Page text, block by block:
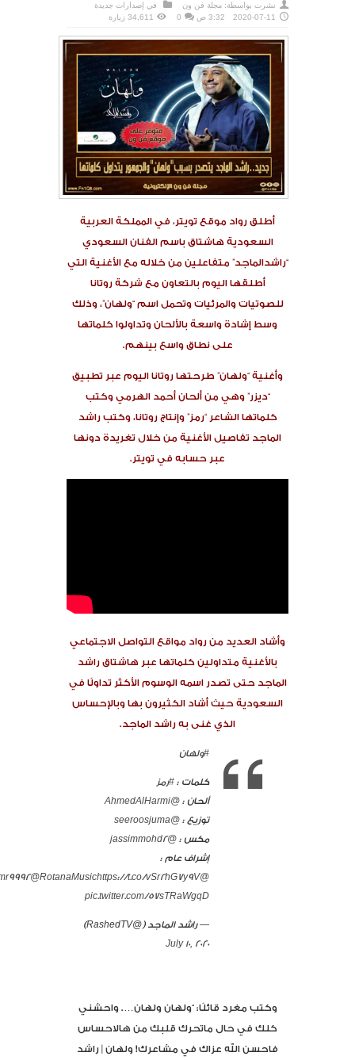
نشرت بواسطة: مجلة فن ون في إصدارات جديدة
2020-07-11
3:32 ص 0 34,611 زيارة
أطلق رواد موقع تويتر، في المملكة العربية
السعودية هاشتاق باسم الفنان السعودي
“راشدالماجد” متفاعلين من خلاله مع الأغنية التي
أطلقها اليوم بالتعاون مع شركة روتانا
للصوتيات والمرئيات وتحمل اسم “ولهان”، وذلك
وسط إشادة واسعة بالألحان وتداولوا كلماتها
على نطاق واسع بينهم.
وأغنية “ولهان” طرحتها روتانا اليوم عبر تطبيق
“ديزر” وهي من ألحان أحمد الهرمي وكتب
كلماتها الشاعر “رمز” وإنتاج روتانا، وكتب راشد
الماجد تفاصيل الأغنية من خلال تغريدة دونها
عبر حسابه في تويتر.
وأشاد العديد من رواد مواقع التواصل الاجتماعي
بالأغنية متداولين كلماتها عبر هاشتاق راشد
الماجد حتى تصدر اسمه الوسوم الأكثر تداولًا في
السعودية حيث أشاد الكثيرون بها وبالإحساس
الذي غنى به راشد الماجد.
#ولهان
كلمات : #رمز
ألحان : @AhmedAlHarmi
توزيع : @seeroosjuma
مكس : @jassimmohd2
إشراف عام :
@mr9992
@RotanaMusichttps://t.co/vSr2hG7y9V
pic.twitter.com/57sTRaWgqD
— راشد الماجد (@RashedTV)
July 10, 2020
وكتب مغرد قائلًا: “ولهان ولهان…. واحشني
كلك في حال ماتحرك قلبك من هالاحساس
فاحسن الله عزاك في مشاعرك! ولهان | راشد